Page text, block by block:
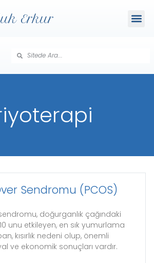
Erkur
Sendromu (PCOS)
doğurganlık çağındaki
unu etkileyen, en sık yumurlama
kısırlık nedeni olup, önemli
ve ekonomik sonuçları vardır.